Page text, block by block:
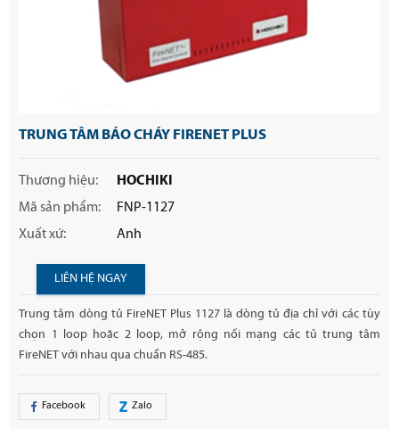
TRUNG TÂM BÁO CHÁY FIRENET PLUS
Thương hiệu:
HOCHIKI
Mã sản phẩm:
FNP-1127
Xuất xứ:
Anh
LIÊN HỆ NGAY
Trung tâm dòng tủ FireNET Plus 1127 là dòng tủ địa chỉ với các tùy
chọn 1 loop hoặc 2 loop, mở rộng nối mạng các tủ trung tâm
FireNET với nhau qua chuẩn RS-485.
Facebook Zalo